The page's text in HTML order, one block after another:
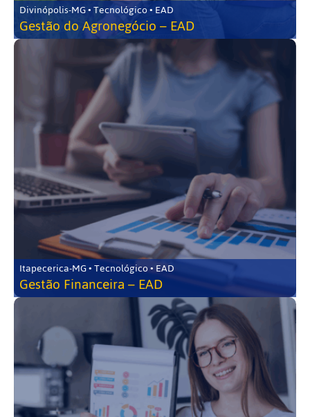
Divinópolis-MG • Tecnológico • EAD
Gestão do Agronegócio – EAD
Itapecerica-MG • Tecnológico • EAD
Gestão Financeira – EAD